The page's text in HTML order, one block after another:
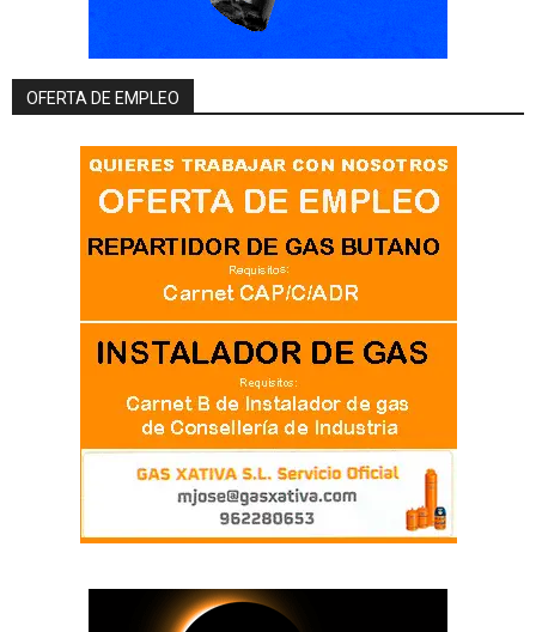
OFERTA DE EMPLEO